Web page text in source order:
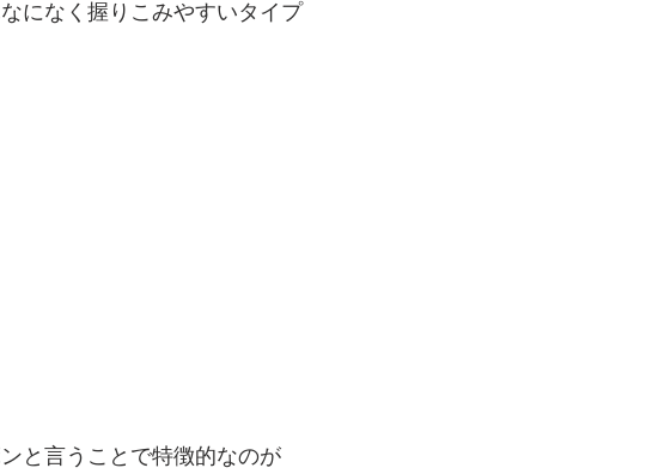
になく握りこみやすいタイプ
と言うことで特徴的なのが